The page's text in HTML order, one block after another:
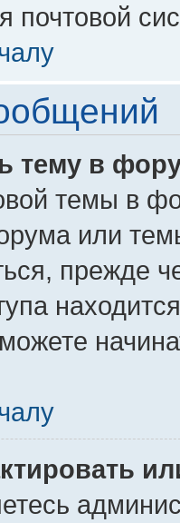
почтовой
тему в
темы в
или
прежде